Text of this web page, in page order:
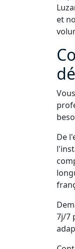
et
De
7j/7